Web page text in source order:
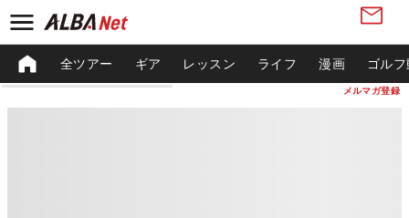
メルマガ登録
全ツアー ギア レッスン ライフ 漫画 ゴル